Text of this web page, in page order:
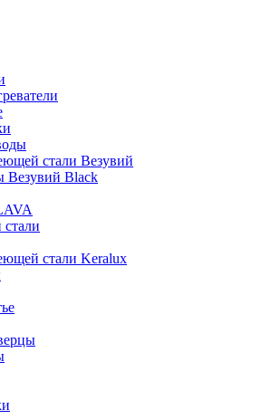
стали Везувий
Black
стали Keralux